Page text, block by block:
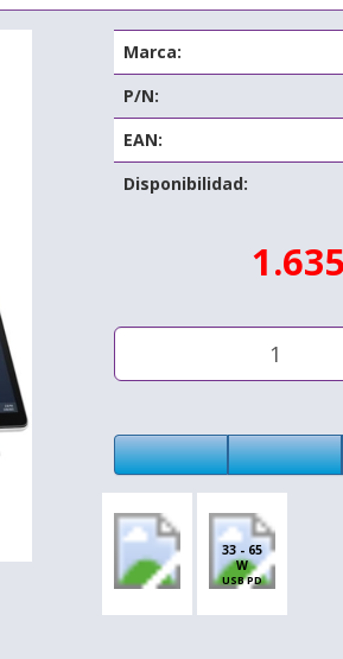
Marca:
P/N:
EAN:
Disponibilidad:
33 - 65
W
USB PD